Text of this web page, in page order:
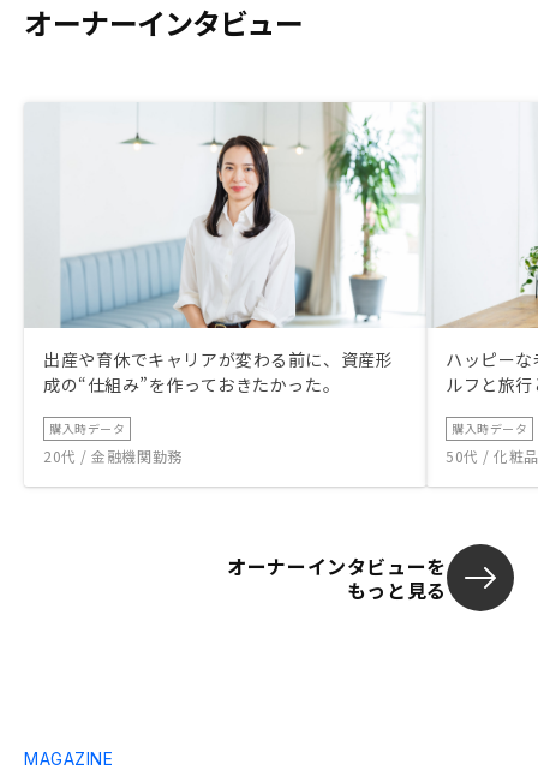
オーナーインタビュー
出産や育休でキャリアが変わる前に、資産形
成の“仕組み”を作っておきたかった。
購入時データ
20代 / 金融機関勤務
ハッピー
ルフと旅
購入時データ
50代 / 化粧
オーナーインタビューを
もっと見る
MAGAZINE